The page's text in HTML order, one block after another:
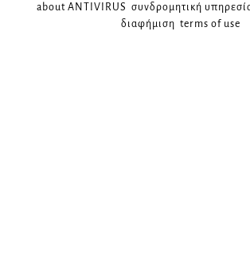
about ANTIVIRUS συνδρομητική
διαφήμιση terms of use